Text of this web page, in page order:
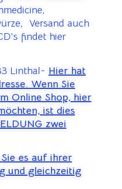
Versand auch
findet hier
Linthal- Hier hat
Wenn Sie
Online Shop, hier
ist dies
zwei
es auf ihrer
und gleichzeitig